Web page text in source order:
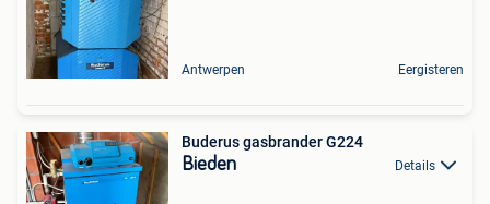
Antwerpen Eergisteren
Buderus gasbrander G224
Bieden Details